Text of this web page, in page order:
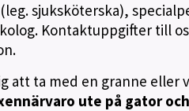
sjuksköterska),
Kontaktuppgifter till
att ta med en granne eller
ute på gator